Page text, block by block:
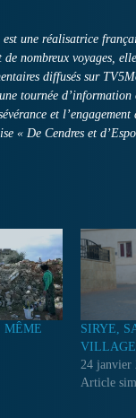
est une réalisatrice
de nombreux voyages,
diffusés sur
tournée
et
« De Cendres et
MÊME
SIRYE,
VILLAGE
24 janvier
Article